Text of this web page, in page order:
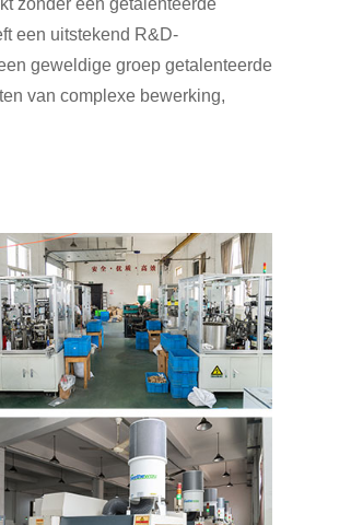
zonder een getalenteerde
een uitstekend R&D-
geweldige groep getalenteerde
van complexe bewerking,